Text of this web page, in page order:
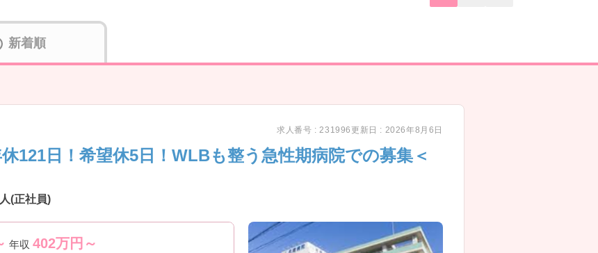
新着順
求人番号 : 231996更新日 : 2026年8月6日
休121日！希望休5日！WLBも整う急性期病院での募集＜
(正社員)
年収 402万円～